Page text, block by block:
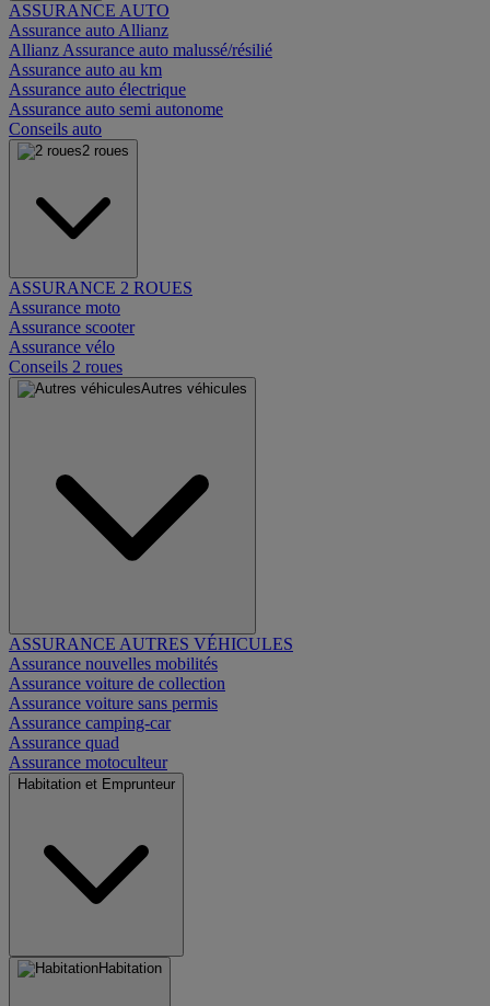
ASSURANCE AUTO
Assurance auto Allianz
Allianz Assurance auto malussé/résilié
Assurance auto au km
Assurance auto électrique
Assurance auto semi autonome
Conseils auto
2 roues
ASSURANCE 2 ROUES
Assurance moto
Assurance scooter
Assurance vélo
Conseils 2 roues
Autres véhicules
ASSURANCE AUTRES VÉHICULES
Assurance nouvelles mobilités
Assurance voiture de collection
Assurance voiture sans permis
Assurance camping-car
Assurance quad
Assurance motoculteur
Habitation et Emprunteur
Habitation